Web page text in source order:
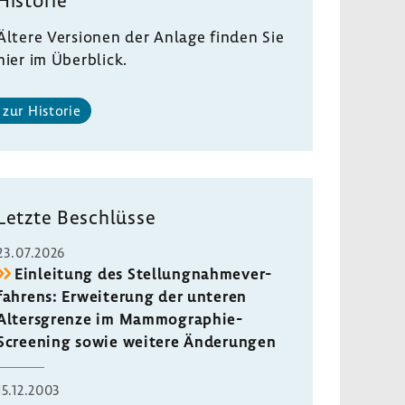
Versionen der Anlage finden Sie
im Über­blick.
zur Historie
Beschlüsse
Einlei­tung des Stel­lung­nah­me­ver­
Erwei­te­rung der unteren
im Mammographie-​
sowie weitere Ände­rungen